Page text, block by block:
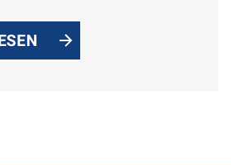
sicher,
dennoch wie ein